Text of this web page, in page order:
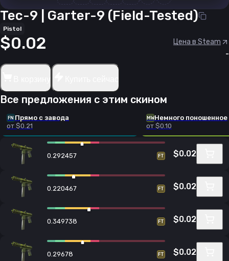
Tec-9 | Garter-9 (Field-Tested)
Pistol
$0.02
Цена в Steam
-
Все предложения с этим скином
FN Прямо с завода
от $0.21
MWНемного поношенное
от $0.10
0.292457 FT $0.02
0.220467 FT $0.02
0.349738 FT $0.02
0.29678 FT $0.02